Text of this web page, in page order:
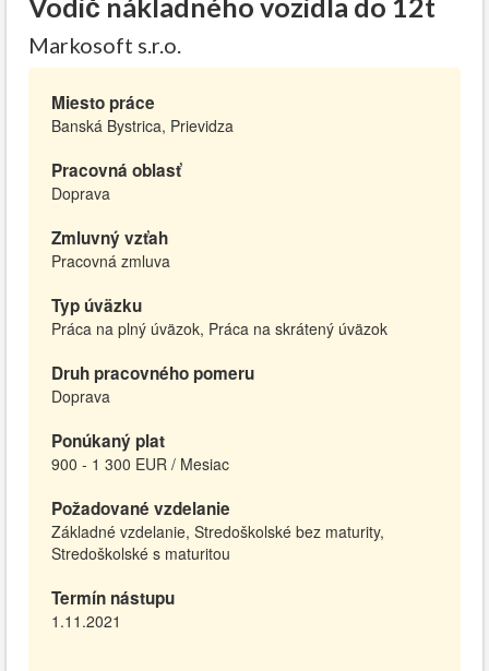
Vodič nákladného vozidla do 12t
Markosoft s.r.o.
Miesto práce
Banská Bystrica, Prievidza
Pracovná oblasť
Doprava
Zmluvný vzťah
Pracovná zmluva
Typ úväzku
Práca na plný úväzok, Práca na skrátený úväzok
Druh pracovného pomeru
Doprava
Ponúkaný plat
900 - 1 300 EUR / Mesiac
Požadované vzdelanie
Základné vzdelanie, Stredoškolské bez maturity,
Stredoškolské s maturitou
Termín nástupu
1.11.2021